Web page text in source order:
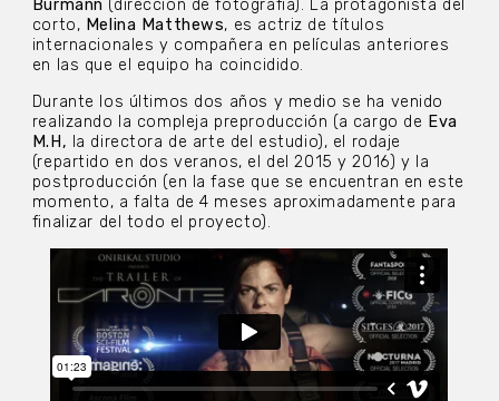
Burmann (dirección de fotografía). La protagonista del
corto, Melina Matthews, es actriz de títulos
internacionales y compañera en películas anteriores
en las que el equipo ha coincidido.
Durante los últimos dos años y medio se ha venido
realizando la compleja preproducción (a cargo de Eva
M.H, la directora de arte del estudio), el rodaje
(repartido en dos veranos, el del 2015 y 2016) y la
postproducción (en la fase que se encuentran en este
momento, a falta de 4 meses aproximadamente para
finalizar del todo el proyecto).